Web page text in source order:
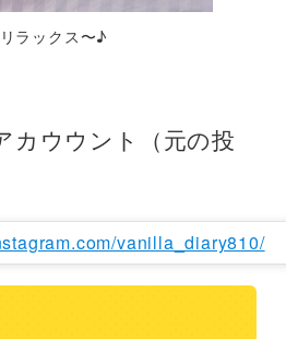
ラックス〜♪
カウウント（元の投
vanilla_diary810/